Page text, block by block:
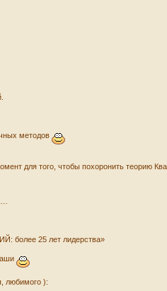
методов
для того, чтобы похоронить теорию
25 лет лидерства»
любимого ):